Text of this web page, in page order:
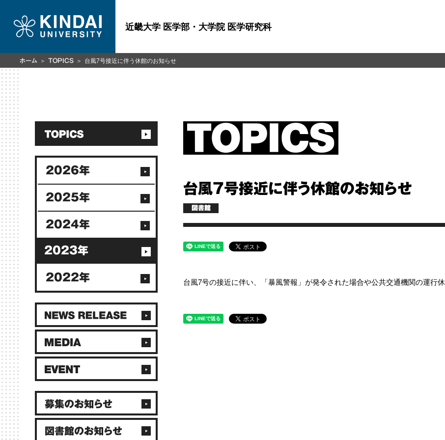
近畿大学 医学部・大学院 医学研究科
ホーム TOPICS 台風7号接近に伴う休館のお知らせ
台風7号接近に伴う休館のお知らせ
図書館
台風7号の接近に伴い、「暴風警報」が発令された場合や公共交通機関の運行
2026年
2025年
2024年
2023年
2022年
募集のお知らせ
図書館のお知らせ